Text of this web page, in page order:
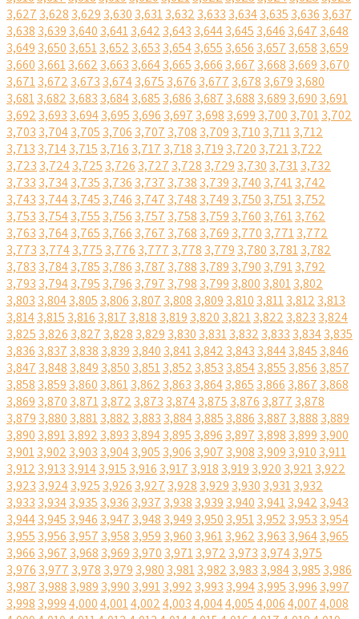
3,627 3,628 3,629 3,630 3,6313,632 3,633 3,6343,635 3,636 3,637
3,638 3,639 3,640 3,6413,642 3,643 3,6443,645 3,646 3,647 3,648
3,649 3,650 3,6513,652 3,653 3,6543,655 3,656 3,657 3,658 3,659
3,660 3,6613,662 3,663 3,6643,665 3,666 3,667 3,668 3,669 3,670
3,6713,672 3,673 3,6743,675 3,676 3,677 3,678 3,679 3,680
3,6813,682 3,683 3,6843,685 3,686 3,687 3,688 3,689 3,690 3,691
3,692 3,693 3,6943,695 3,696 3,697 3,698 3,699 3,700 3,7013,702
3,703 3,7043,705 3,706 3,707 3,708 3,709 3,710 3,7113,712
3,713 3,7143,715 3,716 3,717 3,718 3,719 3,720 3,7213,722
3,723 3,7243,725 3,726 3,727 3,728 3,729 3,730 3,7313,732
3,733 3,7343,735 3,736 3,737 3,738 3,739 3,740 3,7413,742
3,743 3,7443,745 3,746 3,747 3,748 3,749 3,750 3,7513,752
3,753 3,7543,755 3,756 3,757 3,758 3,759 3,760 3,7613,762
3,763 3,7643,765 3,766 3,767 3,768 3,769 3,770 3,7713,772
3,773 3,7743,775 3,776 3,777 3,778 3,779 3,780 3,7813,782
3,783 3,7843,785 3,786 3,787 3,788 3,789 3,790 3,7913,792
3,793 3,7943,795 3,796 3,797 3,798 3,799 3,800 3,8013,802
3,803 3,8043,805 3,806 3,807 3,808 3,809 3,810 3,8113,812 3,813
3,8143,815 3,816 3,817 3,818 3,819 3,820 3,8213,822 3,823 3,824
3,825 3,826 3,827 3,828 3,829 3,830 3,8313,832 3,833 3,8343,835
3,836 3,837 3,838 3,839 3,840 3,8413,842 3,843 3,8443,845 3,846
3,847 3,848 3,849 3,850 3,8513,852 3,853 3,8543,855 3,856 3,857
3,858 3,859 3,860 3,8613,862 3,863 3,8643,865 3,866 3,867 3,868
3,869 3,870 3,8713,872 3,873 3,8743,875 3,876 3,877 3,878
3,879 3,880 3,8813,882 3,883 3,8843,885 3,886 3,887 3,888 3,889
3,890 3,8913,892 3,893 3,8943,895 3,896 3,897 3,898 3,899 3,900
3,9013,902 3,903 3,9043,905 3,906 3,907 3,908 3,909 3,910 3,911
3,912 3,913 3,9143,915 3,916 3,917 3,918 3,919 3,920 3,9213,922
3,923 3,9243,925 3,926 3,927 3,928 3,929 3,930 3,9313,932
3,933 3,9343,935 3,936 3,937 3,938 3,939 3,940 3,9413,942 3,943
3,9443,945 3,946 3,947 3,948 3,949 3,950 3,9513,952 3,953 3,954
3,955 3,956 3,957 3,958 3,959 3,960 3,9613,962 3,963 3,9643,965
3,966 3,967 3,968 3,969 3,970 3,9713,972 3,973 3,9743,975
3,976 3,977 3,978 3,979 3,980 3,9813,982 3,983 3,9843,985 3,986
3,987 3,988 3,989 3,990 3,9913,992 3,993 3,9943,995 3,996 3,997
3,998 3,9994,0004,0014,0024,0034,0044,0054,0064,0074,008